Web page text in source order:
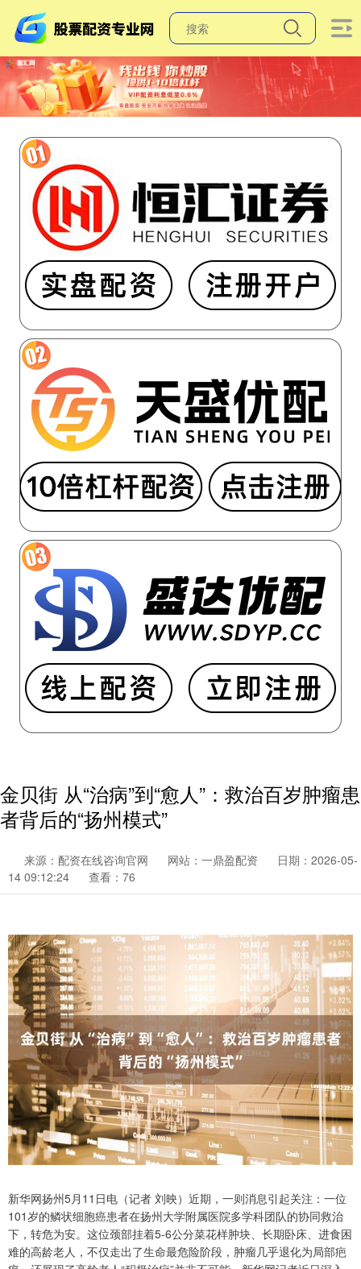
金贝街 从“治病”到“愈人”：救治百岁肿瘤患
者背后的“扬州模式”
来源：配资在线咨询官网 网站：一鼎盈配资
日期：2026-05-
14 09:12:24
查看：76
新华网扬州5月11日电（记者 刘映）近期，一则消息引起关注：一位
101岁的鳞状细胞癌患者在扬州大学附属医院多学科团队的协同救治
下，转危为安。这位颈部挂着5-6公分菜花样肿块、长期卧床、进食困
难的高龄老人，不仅走出了生命最危险阶段，肿瘤几乎退化为局部疤